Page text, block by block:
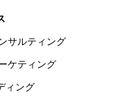
サルティング
ケティング
ィング